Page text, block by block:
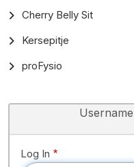
Log In
Cherry Belly Sit
Kersepitje
proFysio